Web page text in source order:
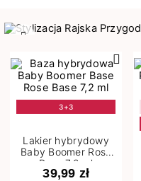
3+3
Lakier hybrydowy
Baby Boomer Rose
Base 7,2 ml
39,99 zł